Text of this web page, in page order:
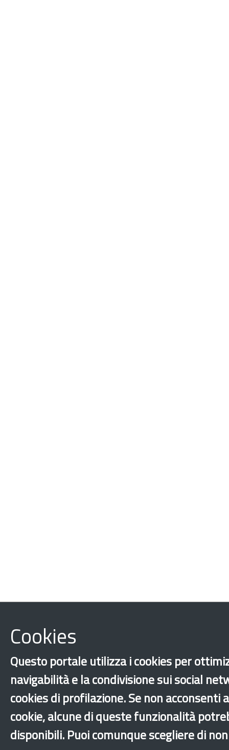
Cookies
Questo portale utilizza i cookies per
navigabilità e la condivisione sui social
cookies di profilazione. Se non acconsenti
cookie, alcune di queste funzionalità
disponibili. Puoi comunque scegliere di